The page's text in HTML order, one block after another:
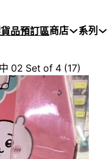
品預訂區商店 系列
02 Set of 4 (17)